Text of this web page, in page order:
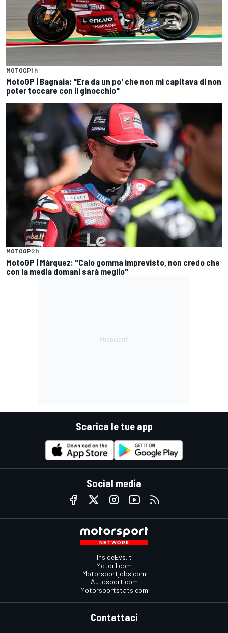
MOTOGP1 h
MotoGP | Bagnaia: "Era da un po' che non mi capitava di non
poter toccare con il ginocchio"
MOTOGP2 h
MotoGP | Márquez: "Calo gomma imprevisto, non credo che
con la media domani sarà meglio"
Scarica le tue app
Social media
InsideEvs.it
Motor1.com
Motorsportjobs.com
Autosport.com
Motorsportstats.com
Contattaci